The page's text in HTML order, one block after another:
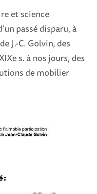
et science
passé disparu, à
J.-C. Golvin, des
s. à nos jours, des
de mobilier